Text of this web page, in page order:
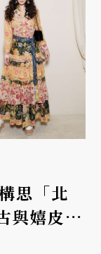
思「北
與嬉皮交